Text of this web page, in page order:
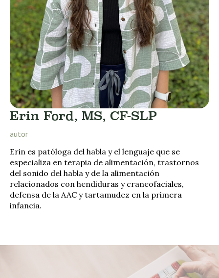
Erin Ford, MS, CF-SLP
autor
Erin es patóloga del habla y el lenguaje que se
especializa en terapia de alimentación, trastornos
del sonido del habla y de la alimentación
relacionados con hendiduras y craneofaciales,
defensa de la AAC y tartamudez en la primera
infancia.